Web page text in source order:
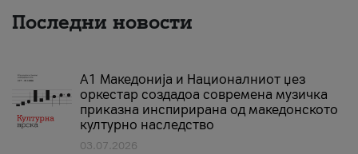
Последни новости
А1 Македонија и Националниот џез
оркестар создадоа современа музичка
приказна инспирирана од македонското
културно наследство
03.07.2026